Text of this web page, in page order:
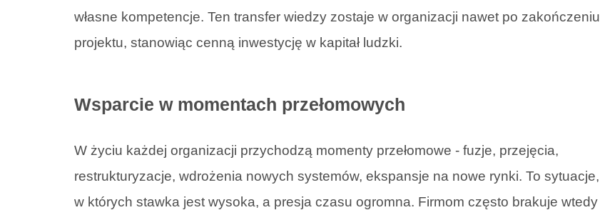
własne kompetencje. Ten transfer wiedzy zostaje w organizacji nawet po zakończeniu
projektu, stanowiąc cenną inwestycję w kapitał ludzki.
Wsparcie w momentach przełomowych
W życiu każdej organizacji przychodzą momenty przełomowe - fuzje, przejęcia,
restrukturyzacje, wdrożenia nowych systemów, ekspansje na nowe rynki. To sytuacje,
w których stawka jest wysoka, a presja czasu ogromna. Firmom często brakuje wtedy